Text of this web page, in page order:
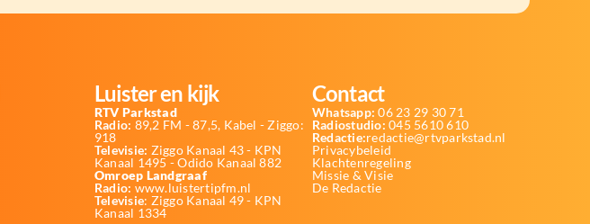
Luister en kijk
RTV Parkstad
Radio: 89,2 FM - 87,5, Kabel - Ziggo:
918
Televisie: Ziggo Kanaal 43 - KPN
Kanaal 1495 - Odido Kanaal 882
Omroep Landgraaf
Radio: www.luistertipfm.nl
Televisie: Ziggo Kanaal 49 - KPN
Kanaal 1334
Contact
Whatsapp: 06 23 29 30 71
Radiostudio: 045 5610 610
Redactie:redactie@rtvparkstad.nl
Privacybeleid
Klachtenregeling
Missie & Visie
De Redactie